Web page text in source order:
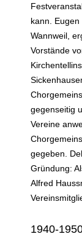
kann.
Wannweil,
Vorstände
gegenseitig
Vereine
gegeben.
Gründung:
Alfred
1940-